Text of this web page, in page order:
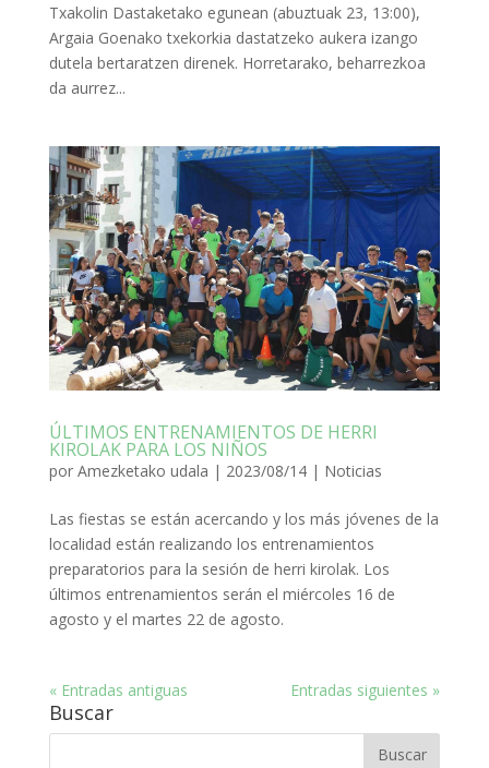
Txakolin Dastaketako egunean (abuztuak 23, 13:00),
Argaia Goenako txekorkia dastatzeko aukera izango
dutela bertaratzen direnek. Horretarako, beharrezkoa
da aurrez...
ÚLTIMOS ENTRENAMIENTOS DE HERRI
KIROLAK PARA LOS NIÑOS
por Amezketako udala | 2023/08/14| Noticias
Las fiestas se están acercando y los más jóvenes de la
localidad están realizando los entrenamientos
preparatorios para la sesión de herri kirolak. Los
últimos entrenamientos serán el miércoles 16 de
agosto y el martes 22 de agosto.
« Entradas antiguas Entradas siguientes »
Buscar